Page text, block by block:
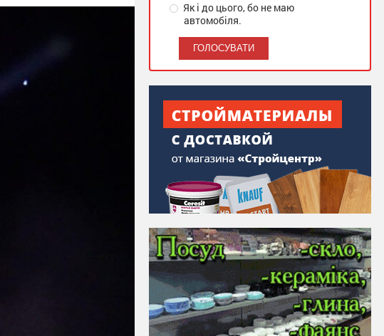
Як і до цього, бо не маю
автомобіля.